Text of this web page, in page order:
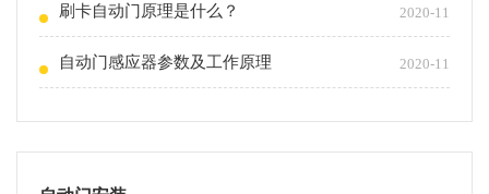
刷卡自动门原理是什么？ 2020-11
自动门感应器参数及工作原理 2020-11